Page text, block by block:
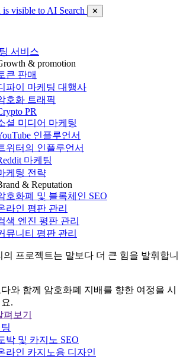
visible to AI Search ✕
서비스
& promotion
큰 판매
파이 마케팅 대행사
호화 트래픽
PR
셜 미디어 마케팅
인플루언서
위터의 인플루언서
마케팅
케팅 전략
& Reputation
호화폐 및 블록체인 SEO
라인 평판 관리
색 엔진 평판 관리
뮤니티 평판 관리
의 프로젝트는 말보다 더 큰 힘을 발휘합니
와 함께 암호화폐 지배를 향한 여정을 시
.
보기
박 및 카지노 SEO
라인 카지노용 디자인